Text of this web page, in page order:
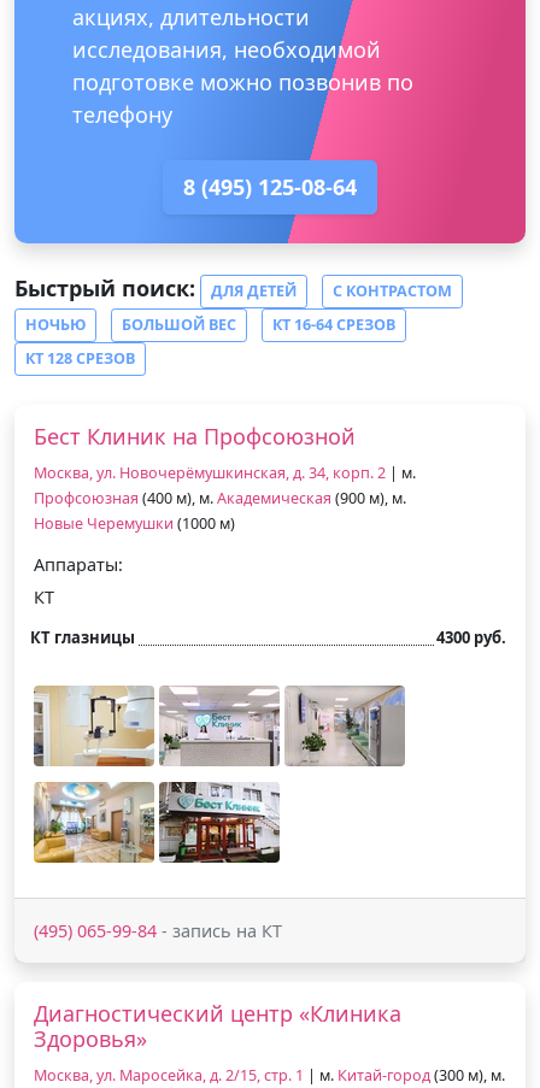
акциях, длительности
исследования, необходимой
подготовке можно позвонив по
телефону
8 (495) 125-08-64
Быстрый поиск: ДЛЯ ДЕТЕЙ
С КОНТРАСТОМ
НОЧЬЮ
БОЛЬШОЙ ВЕС
КТ 16-64 СРЕЗОВ
КТ 128 СРЕЗОВ
Бест Клиник на Профсоюзной
Москва, ул. Новочерёмушкинская, д. 34, корп. 2 | м.
Профсоюзная (400 м), м.Академическая (900 м), м.
Новые Черемушки (1000 м)
Аппараты:
КТ
КТ глазницы 4300 руб.
(495) 065-99-84 - запись на КТ
Диагностический центр «Клиника
Здоровья»
Москва, ул. Маросейка, д. 2/15, стр. 1 | м. Китай-город(300 м), м.